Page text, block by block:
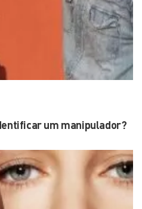
um manipulador?